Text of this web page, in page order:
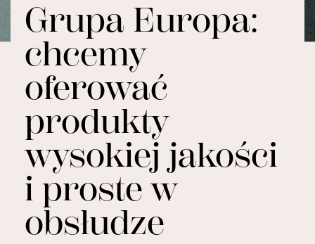
Grupa Europa:
chcemy
oferować
produkty
wysokiej jakości
i proste w
obsłudze